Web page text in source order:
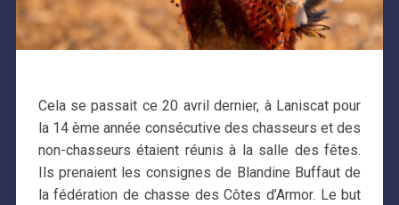
Cela se passait ce 20 avril dernier, à Laniscat pour
la 14 ème année consécutive des chasseurs et des
non-chasseurs étaient réunis à la salle des fêtes.
Ils prenaient les consignes de Blandine Buffaut de
la fédération de chasse des Côtes d’Armor. Le but